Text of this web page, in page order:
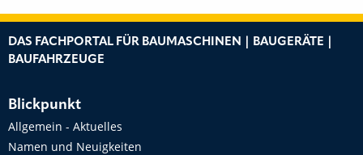
DAS FACHPORTAL FÜR BAUMASCHINEN | BAUGERÄTE |
BAUFAHRZEUGE
Blickpunkt
Allgemein - Aktuelles
Namen und Neuigkeiten